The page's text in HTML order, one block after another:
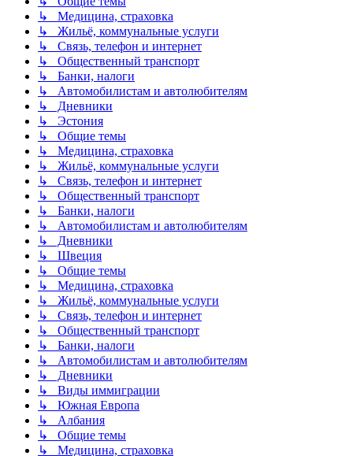
↳ Медицина, страховка
↳ Жильё, коммунальные услуги
↳ Связь, телефон и интернет
↳ Общественный транспорт
↳ Банки, налоги
↳ Автомобилистам и автолюбителям
↳ Дневники
↳ Эстония
↳ Общие темы
↳ Медицина, страховка
↳ Жильё, коммунальные услуги
↳ Связь, телефон и интернет
↳ Общественный транспорт
↳ Банки, налоги
↳ Автомобилистам и автолюбителям
↳ Дневники
↳ Швеция
↳ Общие темы
↳ Медицина, страховка
↳ Жильё, коммунальные услуги
↳ Связь, телефон и интернет
↳ Общественный транспорт
↳ Банки, налоги
↳ Автомобилистам и автолюбителям
↳ Дневники
↳ Виды иммиграции
↳ Южная Европа
↳ Албания
↳ Общие темы
↳ Медицина, страховка